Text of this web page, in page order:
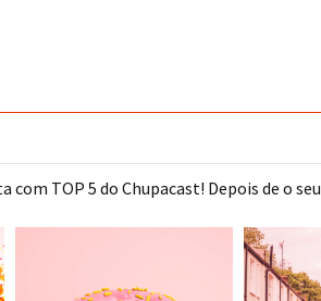
com TOP 5 do Chupacast! Depois de o seu